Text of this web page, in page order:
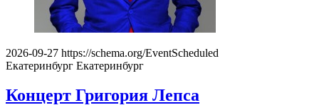
2026-09-27 https://schema.org/EventScheduled
Екатеринбург Екатеринбург
Концерт Григория Лепса